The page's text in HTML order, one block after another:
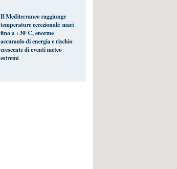
Il Mediterraneo raggiunge
temperature eccezionali: mari
fino a +30°C, enorme
accumulo di energia e rischio
crescente di eventi meteo
estremi